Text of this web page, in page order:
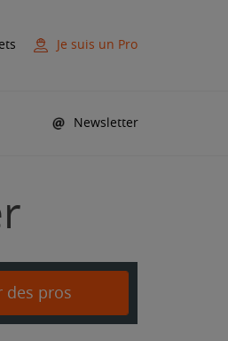
Je suis un Pro
Newsletter
des pros